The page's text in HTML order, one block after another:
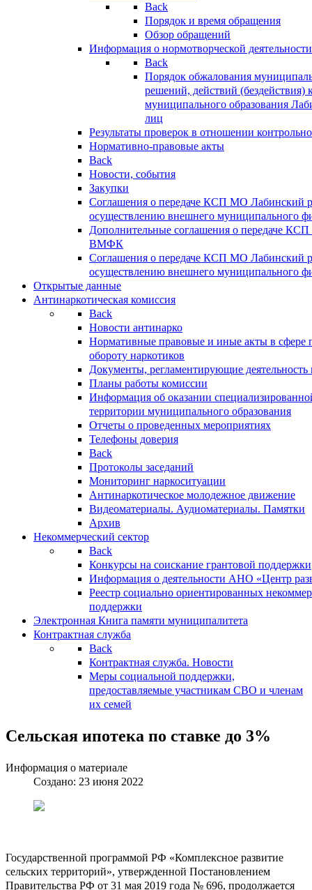
Back
Порядок и время обращения
Обзор обращений
Информация о нормотворческой деятельности
Back
Порядок обжалования
решений, действий (бездействия)
муниципального образования
лиц
Результаты проверок в отношении
Нормативно-правовые акты
Back
Новости, события
Закупки
Соглашения о передаче КСП МО Лабинский
осуществлению внешнего муниципального
Дополнительные соглашения о передаче
ВМФК
Соглашения о передаче КСП МО Лабинский
осуществлению внешнего муниципального
Открытые данные
Антинаркотическая комиссия
Back
Новости антинарко
Нормативные правовые и иные акты в сфере
обороту наркотиков
Документы, регламентирующие деятельность
Планы работы комиссии
Информация об оказании
территории муниципального образования
Отчеты о проведенных мероприятиях
Телефоны доверия
Back
Протоколы заседаний
Мониторинг наркоситуации
Антинаркотическое молодежное движение
Видеоматериалы. Аудиоматериалы. Памятки
Архив
Некоммерческий сектор
Back
Конкурсы на соискание грантовой поддержки
Информация о деятельности АНО «Центр
Реестр социально ориентированных
поддержки
Электронная Книга памяти муниципалитета
Контрактная служба
Back
Контрактная служба. Новости
Меры социальной поддержки,
предоставляемые участникам СВО и членам
их семей
Сельская ипотека по ставке до 3%
Информация о материале
Создано: 23 июня 2022
Государственной программой РФ «Комплексное развитие
сельских территорий», утвержденной Постановлением
Правительства РФ от 31 мая 2019 года № 696, продолжается